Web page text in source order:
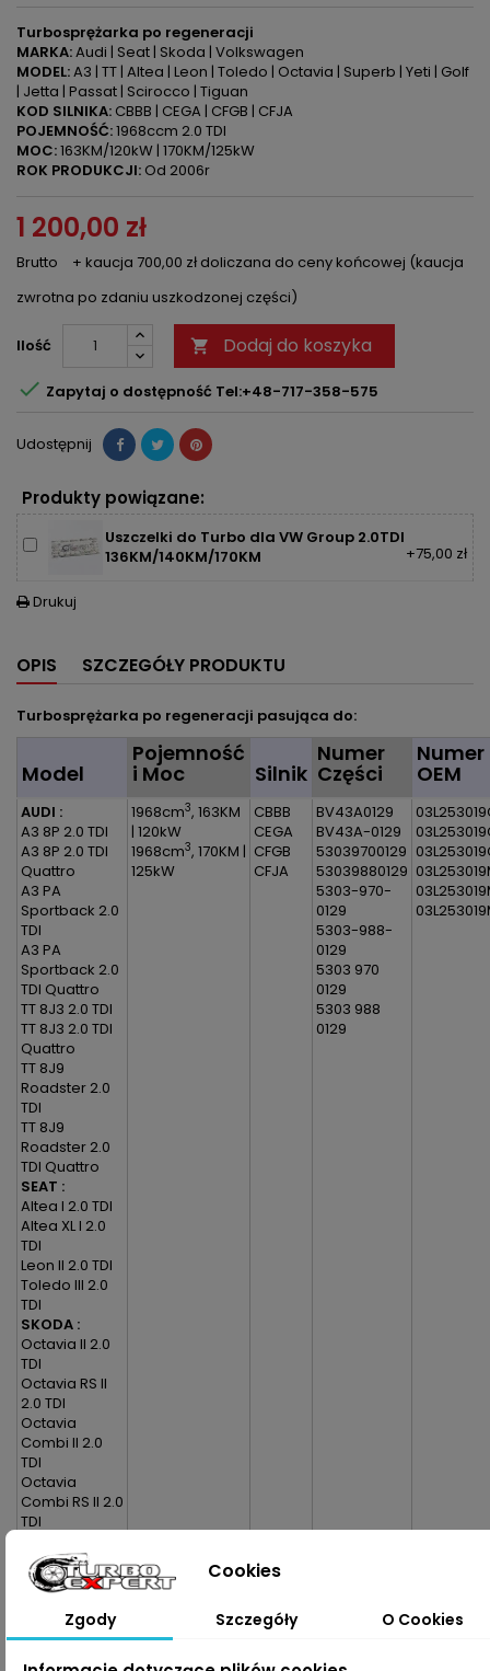
Turbosprężarka po regeneracji
MARKA:Audi | Seat | Skoda | Volkswagen
MODEL:A3 | TT | Altea | Leon | Toledo | Octavia | Superb | Yeti | Golf
| Jetta | Passat | Scirocco | Tiguan
KOD SILNIKA: CBBB | CEGA | CFGB | CFJA
POJEMNOŚĆ:1968ccm 2.0 TDI
MOC:163KM/120kW | 170KM/125kW
ROK PRODUKCJI: Od 2006r
1 200,00 zł
Brutto
+ kaucja 700,00 zł doliczana do ceny końcowej (kaucja
zwrotna po zdaniu uszkodzonej części)
Ilość  Dodaj do koszyka
 Zapytaj o dostępność Tel:+48-717-358-575
Udostępnij
Produkty powiązane:
Uszczelki do Turbo dla VW Group 2.0TDI
136KM/140KM/170KM
+75,00 zł
 Drukuj
OPIS SZCZEGÓŁY PRODUKTU
Turbosprężarka po regeneracji pasująca do:
Model
Pojemność
i Moc Silnik
Numer
Części
Numer
OEM
AUDI :
A3 8P 2.0 TDI
A3 8P 2.0 TDI
Quattro
A3 PA
Sportback 2.0
TDI
A3 PA
Sportback 2.0
TDI Quattro
TT 8J3 2.0 TDI
TT 8J3 2.0 TDI
Quattro
TT 8J9
Roadster 2.0
TDI
TT 8J9
Roadster 2.0
TDI Quattro
SEAT :
Altea I 2.0 TDI
Altea XL I 2.0
TDI
Leon II 2.0 TDI
Toledo III 2.0
TDI
SKODA :
Octavia II 2.0
TDI
Octavia RS II
2.0 TDI
Octavia
Combi II 2.0
TDI
Octavia
Combi RS II 2.0
TDI
TDI
Superb II 2.0
TDI 4x4
Superb
Combi II 2.0
TDI
1968cm3, 163KM
| 120kW
1968cm3, 170KM |
125kW
CBBB
CEGA
CFGB
CFJA
BV43A0129
BV43A-0129
53039700129
53039880129
5303-970-
0129
5303-988-
0129
5303 970
0129
5303 988
0129
Cookies
Zgody Szczegóły O Cookies